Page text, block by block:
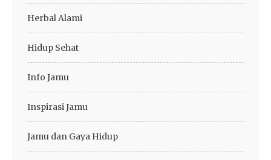
Herbal Alami
Hidup Sehat
Info Jamu
Inspirasi Jamu
Jamu dan Gaya Hidup